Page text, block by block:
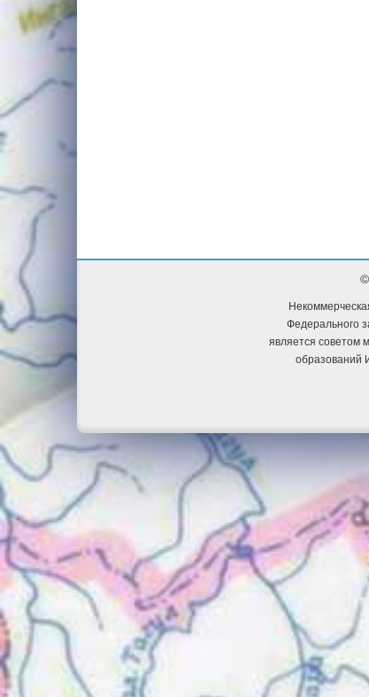
Федерального
является советом
образований